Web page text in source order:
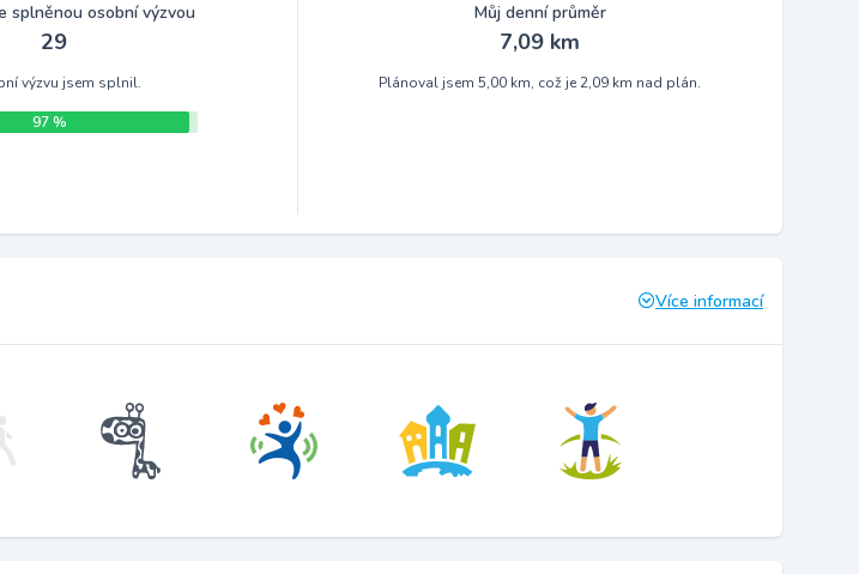
splněnou osobní výzvou
29
výzvu jsem splnil.
97 %
Můj denní průměr
7,09 km
Plánoval jsem 5,00 km, což je 2,09 km nad plán.
Více informací